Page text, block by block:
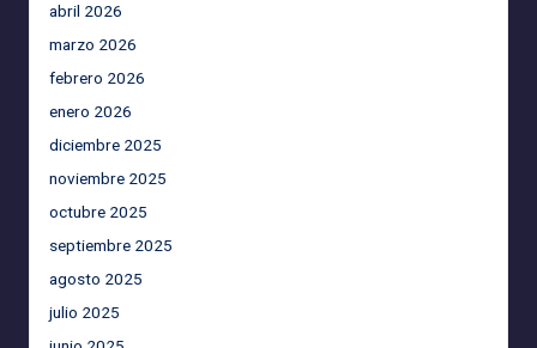
abril 2026
marzo 2026
febrero 2026
enero 2026
diciembre 2025
noviembre 2025
octubre 2025
septiembre 2025
agosto 2025
julio 2025